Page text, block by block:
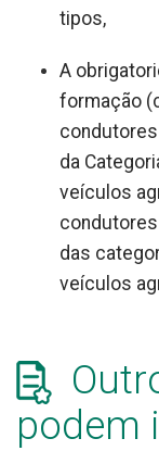
tipos,
A
formação
da
veículos
das
veículos
podem